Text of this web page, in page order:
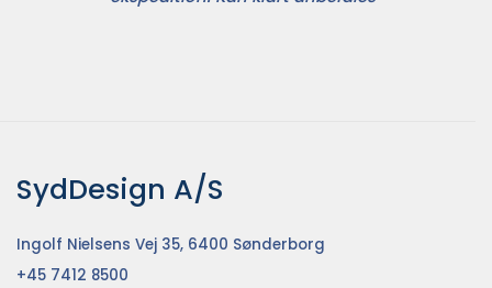
SydDesign A/S
Ingolf Nielsens Vej 35, 6400 Sønderborg
+45 7412 8500